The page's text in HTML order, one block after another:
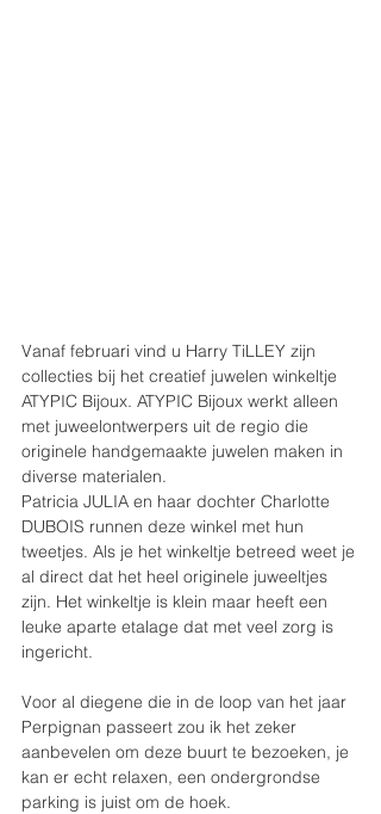
Vanaf februari vind u Harry TiLLEY zijn
collecties bij het creatief juwelen winkeltje
ATYPIC Bijoux. ATYPIC Bijoux werkt alleen
met juweelontwerpers uit de regio die
originele handgemaakte juwelen maken in
diverse materialen.
Patricia JULIA en haar dochter Charlotte
DUBOIS runnen deze winkel met hun
tweetjes. Als je het winkeltje betreed weet je
al direct dat het heel originele juweeltjes
zijn. Het winkeltje is klein maar heeft een
leuke aparte etalage dat met veel zorg is
ingericht.
Voor al diegene die in de loop van het jaar
Perpignan passeert zou ik het zeker
aanbevelen om deze buurt te bezoeken, je
kan er echt relaxen, een ondergrondse
parking is juist om de hoek.